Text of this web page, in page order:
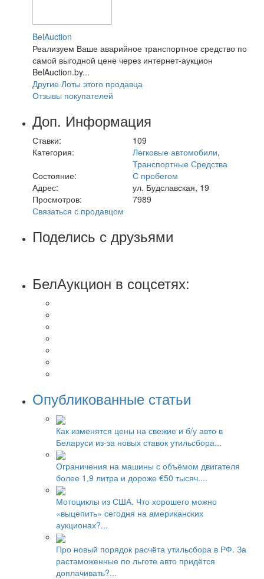
BelAuction
Реализуем Ваше аварийное транспортное средство по
самой выгодной цене через интернет-аукцион
BelAuction.by...
Другие Лоты этого продавца
Отзывы покупателей
Доп. Информация
Ставки:
109
Категория:
Легковые автомобили,
Транспортные Средства
Состояние:
С пробегом
Адрес:
ул. Будславская, 19
Просмотров:
7989
Связаться с продавцом
Поделись с друзьями
БелАукцион в соцсетях:
Опубликованные статьи
Как изменятся цены на свежие и б/у авто в
Беларуси из-за новых ставок утильсбора...
Ограничения на машины с объёмом двигателя
более 1,9 литра и дороже €50 тысяч....
Мотоциклы из США. Что хорошего можно
«выцепить» сегодня на американских
аукционах?...
Про новый порядок расчёта утильсбора в РФ. За
растаможенные по льготе авто придётся
доплачивать?...